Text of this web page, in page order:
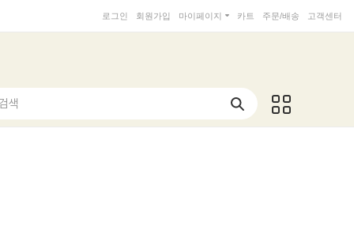
로그인 회원가입 마이페이지 카트 주문/배송 고객센터
색